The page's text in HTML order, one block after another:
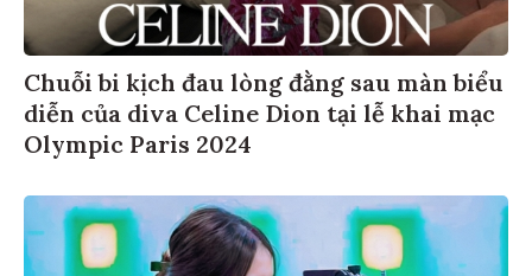
Chuỗi bi kịch đau lòng đằng sau màn biểu
diễn của diva Celine Dion tại lễ khai mạc
Olympic Paris 2024